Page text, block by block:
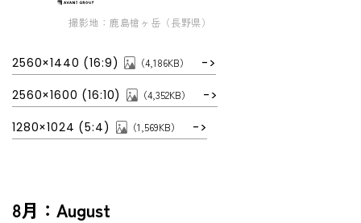
撮影地：鹿島槍ヶ岳（長野県）
2560×1440 (16:9) （4,186KB）
2560×1600 (16:10) （4,352KB）
1280×1024 (5:4) （1,569KB）
8月：August